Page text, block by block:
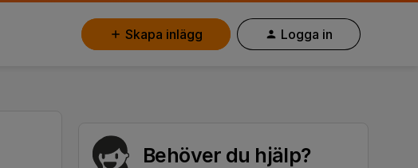
Skapa inlägg Logga in
Behöver du hjälp?